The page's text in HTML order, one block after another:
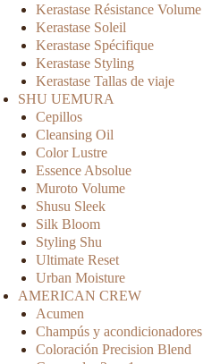
Kerastase Résistance Volume
Kerastase Soleil
Kerastase Spécifique
Kerastase Styling
Kerastase Tallas de viaje
SHU UEMURA
Cepillos
Cleansing Oil
Color Lustre
Essence Absolue
Muroto Volume
Shusu Sleek
Silk Bloom
Styling Shu
Ultimate Reset
Urban Moisture
AMERICAN CREW
Acumen
Champús y acondicionadores
Coloración Precision Blend